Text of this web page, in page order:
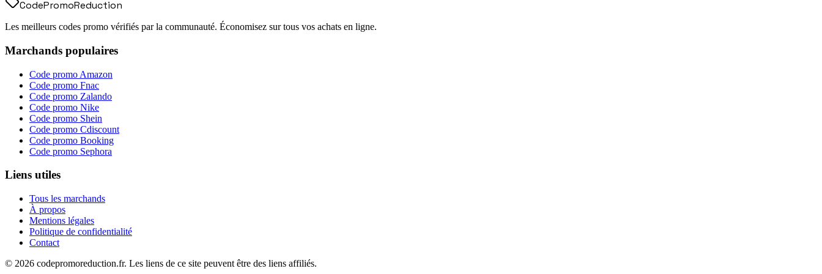
CodePromoReduction
Les meilleurs codes promo vérifiés par la communauté. Économisez sur tous vos achats en ligne.
Marchands populaires
Code promo Amazon
Code promo Fnac
Code promo Zalando
Code promo Nike
Code promo Shein
Code promo Cdiscount
Code promo Booking
Code promo Sephora
Liens utiles
Tous les marchands
À propos
Mentions légales
Politique de confidentialité
Contact
© 2026 codepromoreduction.fr. Les liens de ce site peuvent être des liens affiliés.